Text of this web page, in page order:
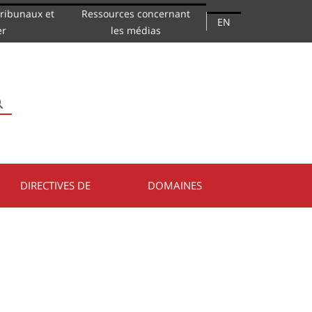
et
Ressources concernant
les médias
EN
DIRECTIVES DE DOMAINES